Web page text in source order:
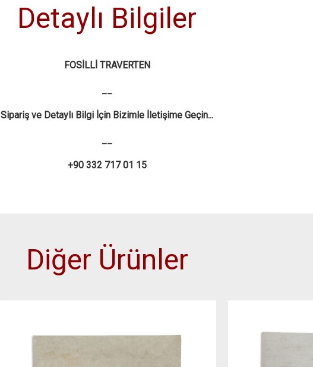
Detaylı Bilgiler
FOSİLLİ TRAVERTEN
Sipariş ve Detaylı Bilgi İçin Bizimle İletişime Geçin...
+90 332 717 01 15
Diğer Ürünler